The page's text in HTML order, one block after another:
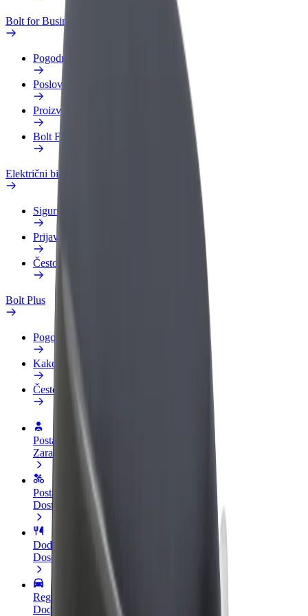
Bolt for Business
Pogodnosti
Poslovni profil
Proizvodi
Bolt Food za poslovne korisnike
Električni bicikli
Sigurnosni laboratorij
Prijavi problem
Često postavljana pitanja
Bolt Plus
Pogodnosti
Kako se pridružiti
Često postavljana pitanja
Postani vozač
Zarađuj po vlastitim uvjetima
Postani dostavljač
Dostavljaj hranu i primaj tjedne isplate
Dodaj restoran ili trgovinu
Dosegni više kupaca i povećaj zaradu
Registriraj se kao vlasnik flote
Dodaj svoju flotu na Bolt i povećaj zaradu